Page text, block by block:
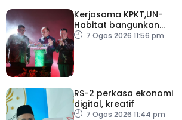
Kerjasama KPKT,UN-
Habitat bangunkan
inisiatif My Public Space
7 Ogos 2026 11:56 pm
RS-2 perkasa ekonomi
digital, kreatif
7 Ogos 2026 11:44 pm